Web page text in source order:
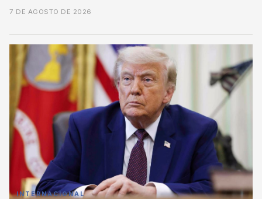
7 DE AGOSTO DE 2026
INTERNACIONAL